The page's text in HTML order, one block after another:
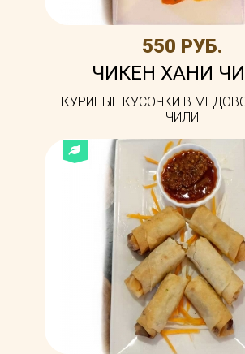
550 РУБ.
ЧИКЕН ХАНИ
КУРИНЫЕ КУСОЧКИ В
ЧИЛИ